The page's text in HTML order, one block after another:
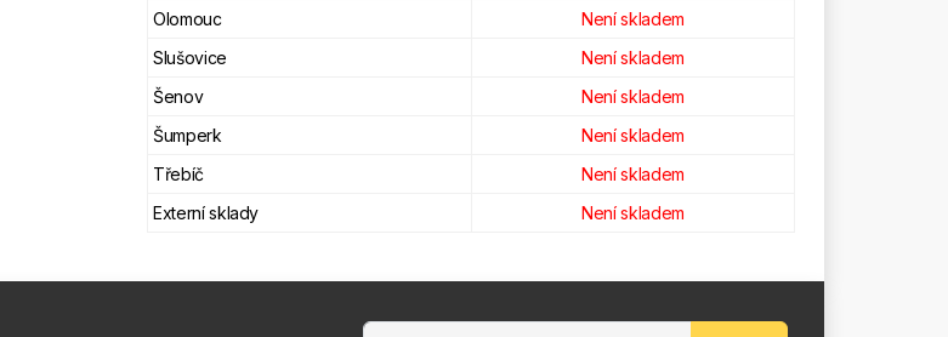
Olomouc
Není skladem
Slušovice
Není skladem
Šenov
Není skladem
Šumperk
Není skladem
Třebíč
Není skladem
Externí sklady
Není skladem